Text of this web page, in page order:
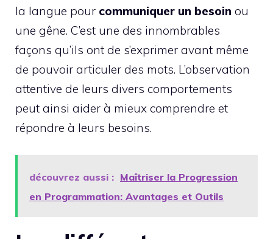
la langue pour communiquer un besoin ou
une gêne. C’est une des innombrables
façons qu’ils ont de s’exprimer avant même
de pouvoir articuler des mots. L’observation
attentive de leurs divers comportements
peut ainsi aider à mieux comprendre et
répondre à leurs besoins.
découvrez aussi : Maîtriser la Progression
en Programmation: Avantages et Outils